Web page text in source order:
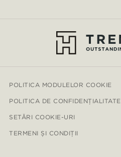
POLITICA MODULELOR COOKIE
POLITICA DE CONFIDENȚIALITATE
SETĂRI COOKIE-URI
TERMENI ȘI CONDIȚII